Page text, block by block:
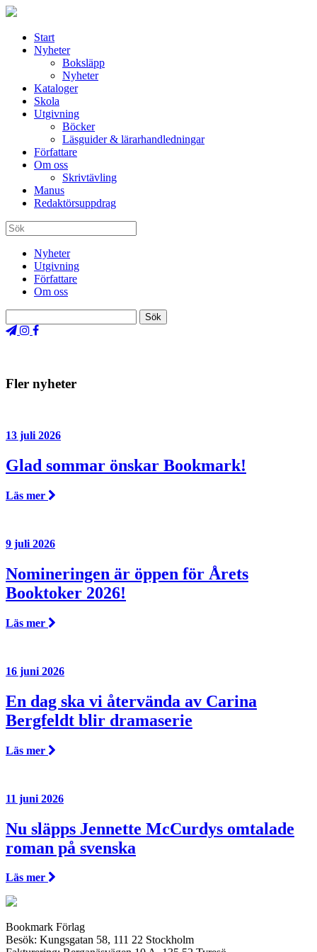
Start
Nyheter
Boksläpp
Nyheter
Kataloger
Skola
Utgivning
Böcker
Läsguider & lärarhandledningar
Författare
Om oss
Skrivtävling
Manus
Redaktörsuppdrag
Nyheter
Utgivning
Författare
Om oss
Fler nyheter
13 juli 2026
Glad sommar önskar Bookmark!
Läs mer
9 juli 2026
Nomineringen är öppen för Årets
Booktoker 2026!
Läs mer
16 juni 2026
En dag ska vi återvända av Carina
Bergfeldt blir dramaserie
Läs mer
11 juni 2026
Nu släpps Jennette McCurdys omtalade
roman på svenska
Läs mer
Bookmark Förlag
Besök: Kungsgatan 58, 111 22 Stockholm